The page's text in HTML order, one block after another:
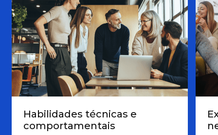
Habilidades técnicas e
comportamentais